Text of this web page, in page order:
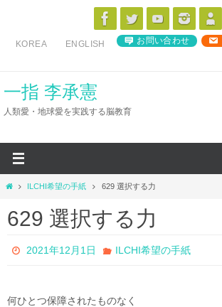
ス
KOREA ENGLISH お問い合わせ
一指 李承憲
人類愛・地球愛を実践する脳教育
ホ
ム
ILCHI希望の手紙 629 選択する力
629 選択する力
2021年12月1日 ILCHI希望の手紙
何ひとつ保障されたものなく